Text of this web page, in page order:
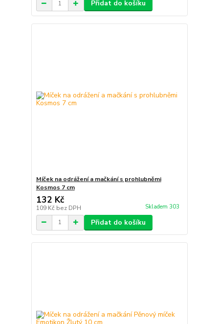
Přidat do košíku
Míček na odrážení a mačkání s prohlubněmi
Kosmos 7 cm
132 Kč
109 Kč bez DPH Skladem 303
Přidat do košíku